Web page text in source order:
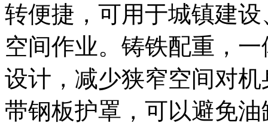
转便捷，可用于城镇建
空间作业。铸铁配重，
设计，减少狭窄空间对
带钢板护罩，可以避免